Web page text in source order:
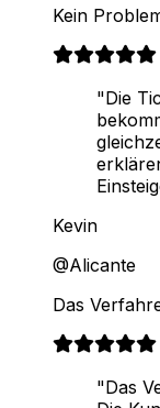
Kein
"Die
Kevin
@Alicante
Das
"Das